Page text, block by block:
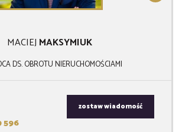
MACIEJ MAKSYMIUK
DS. OBROTU NIERUCHOMOŚCIAMI
596
zostaw wiadomość